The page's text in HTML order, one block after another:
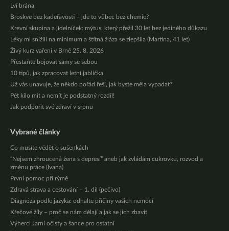
Lví brána
Broskve bez kadeřavosti – jde to vůbec bez chemie?
Krevní skupina a jídelníček: mýtus, který přežil 30 let bez jediného důkazu
Léky mi snížili na minimum a štítná žláza se zlepšila (Martina, 41 let)
Živý kurz vaření v Brně 25. 8. 2026
Přestaňte bojovat samy se sebou
10 tipů, jak zpracovat letní jablíčka
Už vás unavuje, že někdo pořád řeší, jak byste měla vypadat?
Pět kilo mít a nemít je podstatný rozdíl!
Jak podpořit své zdraví v srpnu
Vybrané články
Co musíte vědět o sušenkách
“Nejsem zhroucená žena s depresí” aneb jak zvládám cukrovku, rozvod a
změnu práce (Ivana)
První pomoc při rýmě
Zdravá strava a cestování – 1. díl (pečivo)
Diagnóza podle jazyka: odhalte příčiny vašich nemocí
Křečové žíly – proč se nám dělají a jak se jich zbavit
Výherci Jarní očisty a šance pro ostatní